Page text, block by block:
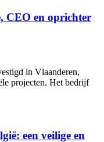
CEO en oprichter
in Vlaanderen,
projecten. Het bedrijf
een veilige en